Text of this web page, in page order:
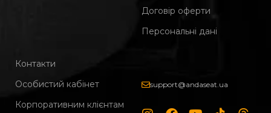
Договір оферти
Персональні дані
Контакти
Особистий кабінет
Корпоративним клієнтам
support@andaseat.ua